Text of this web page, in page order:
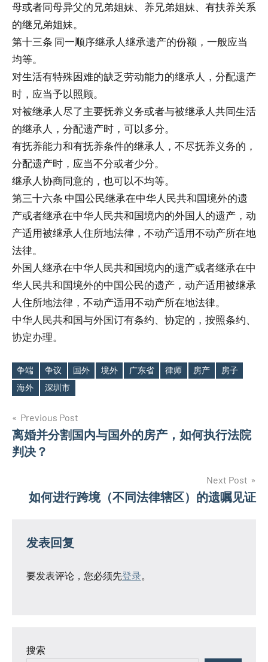
母或者同母异父的兄弟姐妹、养兄弟姐妹、有扶养关系
的继兄弟姐妹。
第十三条 同一顺序继承人继承遗产的份额，一般应当
均等。
对生活有特殊困难的缺乏劳动能力的继承人，分配遗产
时，应当予以照顾。
对被继承人尽了主要抚养义务或者与被继承人共同生活
的继承人，分配遗产时，可以多分。
有抚养能力和有抚养条件的继承人，不尽抚养义务的，
分配遗产时，应当不分或者少分。
继承人协商同意的，也可以不均等。
第三十六条 中国公民继承在中华人民共和国境外的遗
产或者继承在中华人民共和国境内的外国人的遗产，动
产适用被继承人住所地法律，不动产适用不动产所在地
法律。
外国人继承在中华人民共和国境内的遗产或者继承在中
华人民共和国境外的中国公民的遗产，动产适用被继承
人住所地法律，不动产适用不动产所在地法律。
中华人民共和国与外国订有条约、协定的，按照条约、
协定办理。
Tags
争端 争议 国外 境外 广东省 律师 房产
房子
海外
深圳市
文
章
Previous Post
离婚并分割国内与国外的房产，如何执行法院
判决？
Next Post
如何进行跨境（不同法律辖区）的遗嘱见证
发表回复
要发表评论，您必须先登录
搜索